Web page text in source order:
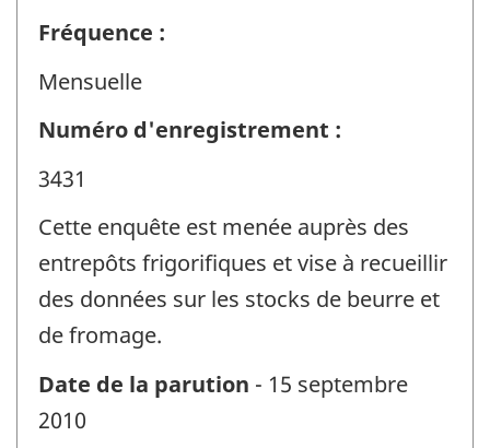
Fréquence :
Mensuelle
Numéro d'enregistrement :
3431
Cette enquête est menée auprès des
entrepôts frigorifiques et vise à recueillir
des données sur les stocks de beurre et
de fromage.
Date de la parution - 15 septembre
2010